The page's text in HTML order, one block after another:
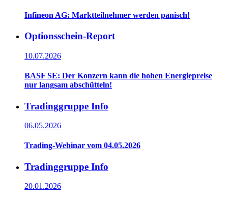
Infineon AG: Marktteilnehmer werden panisch!
Optionsschein-Report
10.07.2026
BASF SE: Der Konzern kann die hohen Energiepreise
nur langsam abschütteln!
Tradinggruppe Info
06.05.2026
Trading-Webinar vom 04.05.2026
Tradinggruppe Info
20.01.2026